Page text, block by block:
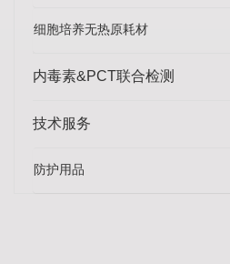
细胞培养无热原耗材
内毒素&PCT联合检测
技术服务
防护用品